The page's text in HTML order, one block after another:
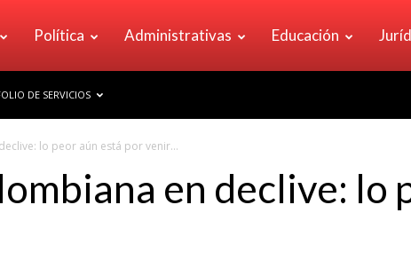
Política Administrativas Educación
DE SERVICIOS
lo peor aún está por venir…
en declive: lo